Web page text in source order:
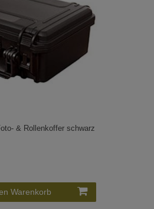
& Rollenkoffer schwarz
Warenkorb